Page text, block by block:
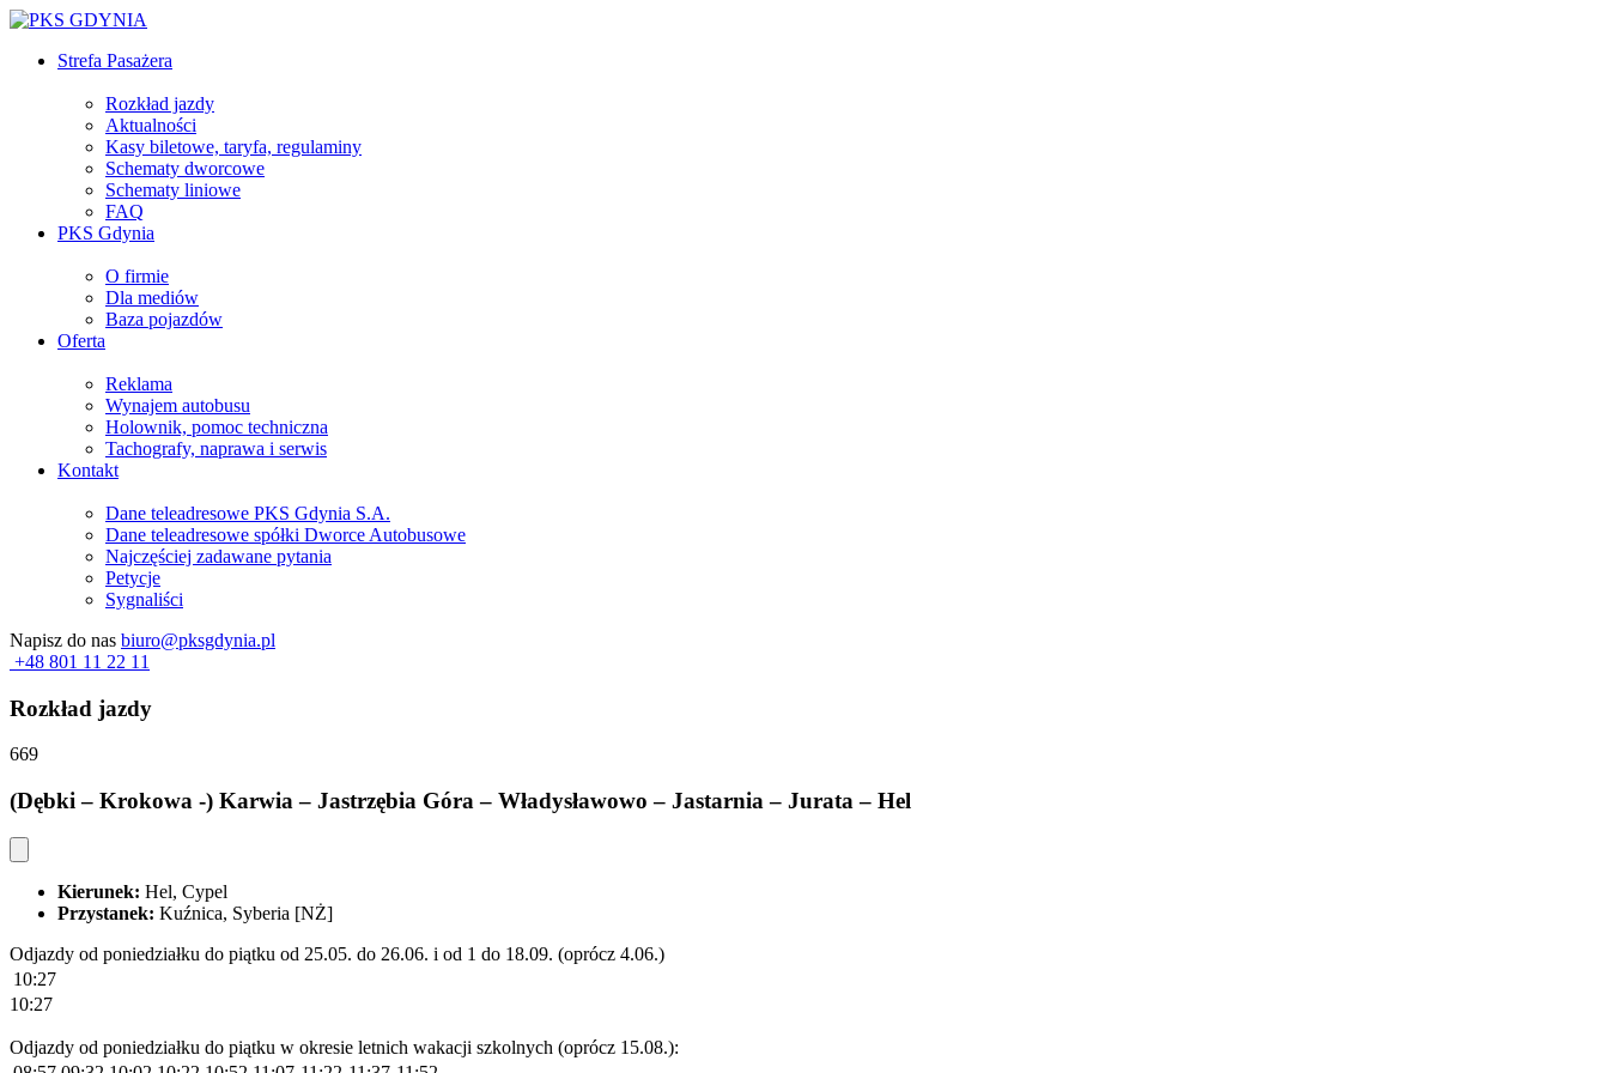
Strefa Pasażera
Rozkład jazdy
Aktualności
Kasy biletowe, taryfa, regulaminy
Schematy dworcowe
Schematy liniowe
FAQ
PKS Gdynia
O firmie
Dla mediów
Baza pojazdów
Oferta
Reklama
Wynajem autobusu
Holownik, pomoc techniczna
Tachografy, naprawa i serwis
Kontakt
Dane teleadresowe PKS Gdynia S.A.
Dane teleadresowe spółki Dworce Autobusowe
Najczęściej zadawane pytania
Petycje
Sygnaliści
Napisz do nas biuro@pksgdynia.pl
+48 801 11 22 11
Rozkład jazdy
669
(Dębki – Krokowa -) Karwia – Jastrzębia Góra – Władysławowo – Jastarnia – Jurata – Hel
Kierunek: Hel, Cypel
Przystanek: Kuźnica, Syberia [NŻ]
Odjazdy od poniedziałku do piątku od 25.05. do 26.06. i od 1 do 18.09. (oprócz 4.06.)
10:27
10:27
Odjazdy od poniedziałku do piątku w okresie letnich wakacji szkolnych (oprócz 15.08.):